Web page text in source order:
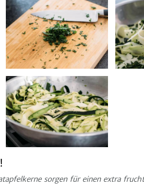
sorgen für einen extra